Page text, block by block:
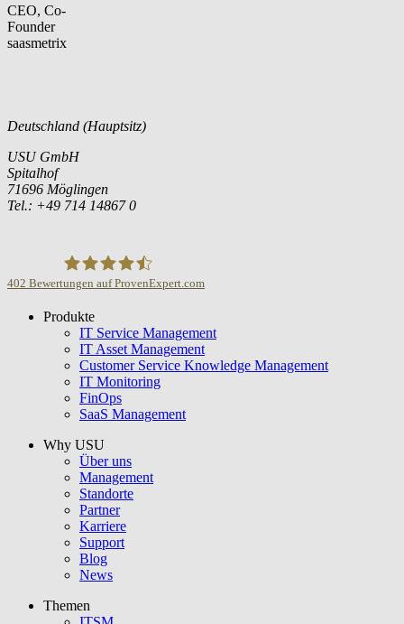
CEO, Co-
Founder
saasmetrix
Deutschland (Hauptsitz)
USU GmbH
Spitalhof
71696 Möglingen
Tel.: +49 714 14867 0
USU GmbH
402 Bewertungen auf ProvenExpert.com
Produkte
IT Service Management
IT Asset Management
Customer Service Knowledge Management
IT Monitoring
FinOps
SaaS Management
Why USU
Über uns
Management
Standorte
Partner
Karriere
Support
Blog
News
Themen